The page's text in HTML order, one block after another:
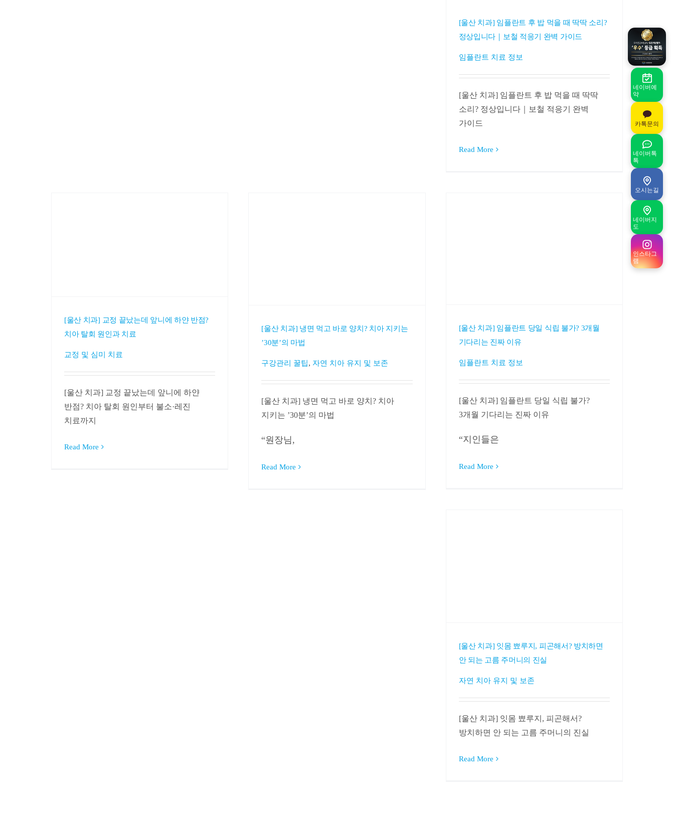
[울산 치과] 임플란트 후 밥 먹을 때 딱딱 소리?
정상입니다｜보철 적응기 완벽 가이드
임플란트 치료 정보
[울산 치과] 임플란트 후 밥 먹을 때 딱딱
소리? 정상입니다｜보철 적응기 완벽
가이드
Read More
[울산 치과] 교정 끝났는데 앞니에 하얀 반점?
치아 탈회 원인과 치료
교정 및 심미 치료
[울산 치과] 교정 끝났는데 앞니에 하얀
반점? 치아 탈회 원인부터 불소·레진
치료까지
Read More
[울산 치과] 냉면 먹고 바로 양치? 치아 지키는
’30분’의 마법
구강관리 꿀팁, 자연 치아 유지 및 보존
[울산 치과] 냉면 먹고 바로 양치? 치아
지키는 ’30분’의 마법
“원장님,
Read More
[울산 치과] 임플란트 당일 식립 불가? 3개월
기다리는 진짜 이유
임플란트 치료 정보
[울산 치과] 임플란트 당일 식립 불가?
3개월 기다리는 진짜 이유
“지인들은
Read More
[울산 치과] 잇몸 뾰루지, 피곤해서? 방치하면
안 되는 고름 주머니의 진실
자연 치아 유지 및 보존
[울산 치과] 잇몸 뾰루지, 피곤해서?
방치하면 안 되는 고름 주머니의 진실
Read More
네이버예
약
카톡문의
네이버톡
톡
오시는길
네이버지
도
인스타그
램